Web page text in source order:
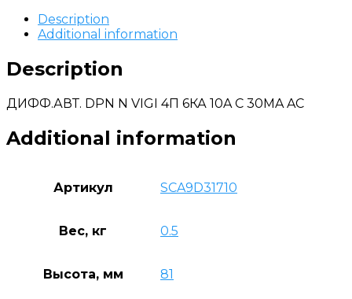
Description
Additional information
Description
ДИФФ.АВТ. DPN N VIGI 4П 6КА 10A C 30МA AC
Additional information
Артикул SCA9D31710
Вес, кг 0.5
Высота, мм 81